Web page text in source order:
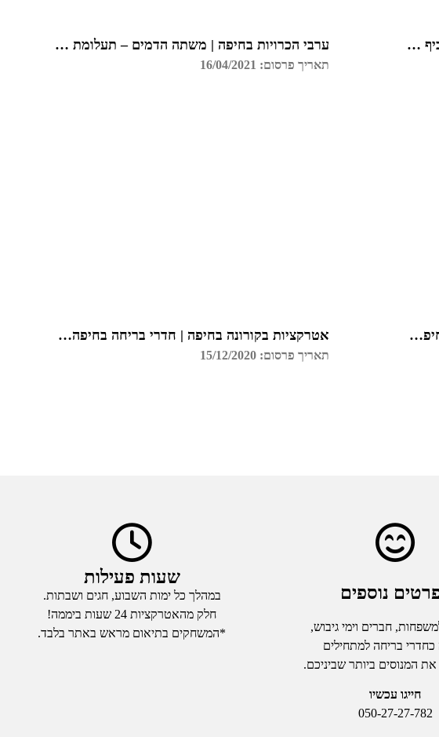
חדר קריוקי בחיפה: המקום המושלם לחוות כיף עם חברים ערבי הכרויות בחיפה | משתה הדמים – תעלומת רצח בכל הארץ
תאריך פרסום: 16/04/2021
אטרקציות למשפחות בחיפה | חדרי בריחה חיפה | גלדיאטור אטרקציות בקורונה בחיפה | חדרי בריחה בחיפה | גלדיאטור
תאריך פרסום: 15/12/2020
נוספים
חברים וימי גיבוש,
כחדרי בריחה למתחילים
את המנוסים ביותר שביניכם.
חייגו עכשיו
050-27-27-782
שעות פעילות
במהלך כל ימות השבוע, חגים ושבתות.
חלק מהאטרקציות 24 שעות ביממה!
*המשחקים בתיאום מראש באתר בלבד.